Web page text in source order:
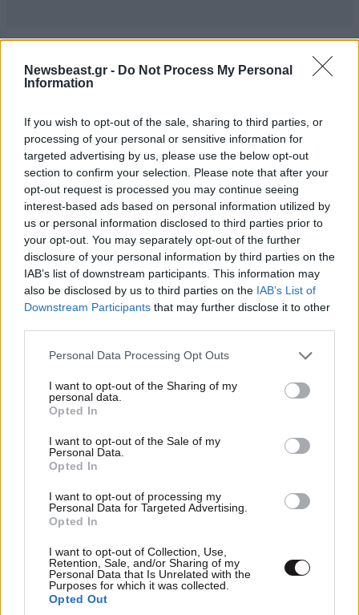
Newsbeast.gr - Do Not Process My Personal
Information
If you wish to opt-out of the sale, sharing to third parties, or
processing of your personal or sensitive information for
targeted advertising by us, please use the below opt-out
section to confirm your selection. Please note that after your
opt-out request is processed you may continue seeing
interest-based ads based on personal information utilized by
us or personal information disclosed to third parties prior to
your opt-out. You may separately opt-out of the further
disclosure of your personal information by third parties on the
IAB’s list of downstream participants. This information may
also be disclosed by us to third parties on the IAB’s List of
Downstream Participants that may further disclose it to other
Please note that this website/app uses one or more Google
not limited to your visit or usage behaviour. You may click to
grant or deny consent to Google and its third-party tags to
use your data for below specified purposes in below Google
consent section.
Personal Data Processing Opt Outs
I want to opt-out of the Sharing of my
personal data.
Opted In
I want to opt-out of the Sale of my
Personal Data.
Opted In
I want to opt-out of processing my
Personal Data for Targeted Advertising.
Opted In
I want to opt-out of Collection, Use,
Retention, Sale, and/or Sharing of my
Personal Data that Is Unrelated with the
Purposes for which it was collected.
Opted Out
Απαντήστε
Νέα Δημοκρατία 05·09·2022 20:42
Είμαστε υπέρ του φράκτη , κατά των ανοιχτών
συνόρων , αλλά δε βαριέσαι ας μπαίνουν όλοι !!!!
Απαντήστε
Όχι,ε! 05·09·2022 17:57
Πρέπει να δώσουμε στους εταίρους μας να
καταλάβουν ότι επιτακτικοί λόγοι εθνικής ύπαρξης
Αυστραλία. Για αποτρεπτικούς λόγους να εγκλείουμε
όλους τους λαθραίους σε hot spots μέχρι να πάνε
βγάζουν τα του ζην των.
σαυρα 05·09·2022 20:26